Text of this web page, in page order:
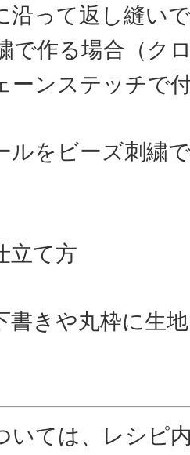
沿って返し縫い
で作る場合（ク
ーンステッチで
ルをビーズ刺繍
立て方
書きや丸枠に生
いては、レシピ